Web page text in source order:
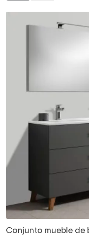
Conjunto mueble de